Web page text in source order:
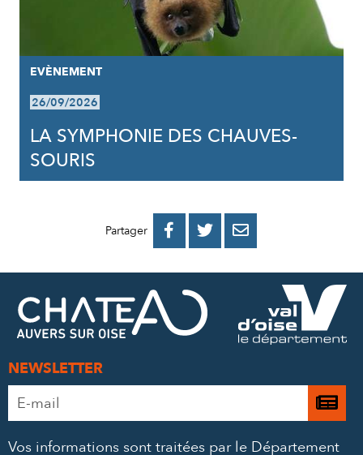
EVÈNEMENT
26/09/2026
LA SYMPHONIE DES CHAUVES-
SOURIS
Partager 
PARTAGER
FACEBOOK
PARTAGER
PARTAGER
MAIL
NEWSLETTER
Adresse
e-
Je
Vos informations sont traitées par le Département